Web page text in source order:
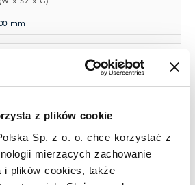
z plików cookie
Sp. z o. o. chce korzystać z
mierzących zachowanie
i plików cookies, także
mm
x Sz x G)
mm